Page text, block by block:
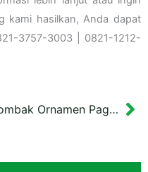
kami hasilkan, Anda dapat
3757-3003 | 0821-1212-
Tombak Ornamen Pagar Cast Iron Tipe 5